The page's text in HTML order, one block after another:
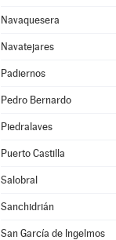
Navaquesera
Navatejares
Padiernos
Pedro Bernardo
Piedralaves
Puerto Castilla
Salobral
Sanchidrián
San García de Ingelmos